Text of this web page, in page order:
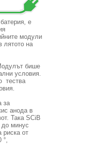
е
модули
лятото на
бише
условия.
тества
за
анода в
Така SCiB
до минус
риска от
°,